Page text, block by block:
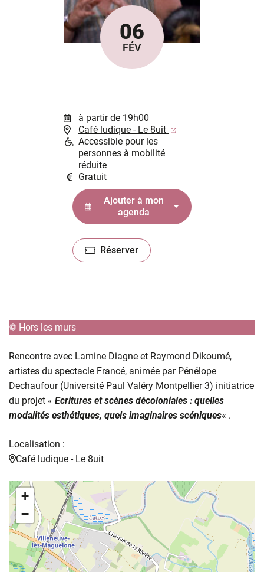
Le
06
FÉV
à partir de 19h00
Café ludique - Le 8uit
(ouverture dans un
Accessible pour les
personnes à mobilité
réduite
Gratuit
Ajouter à mon
agenda
Réserver
(ouverture dans un nouvel onglet)
❁ Hors les murs
Rencontre avec Lamine Diagne et Raymond Dikoumé,
artistes du spectacle Francé, animée par Pénélope
Dechaufour (Université Paul Valéry Montpellier 3) initiatrice
du projet « Ecritures et scènes décoloniales : quelles
modalités esthétiques, quels imaginaires scéniques« .
Localisation :
Café ludique - Le 8uit
+
−